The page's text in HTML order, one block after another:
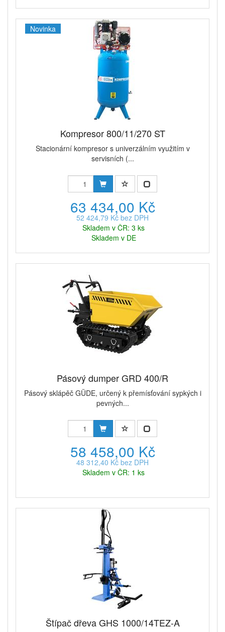
Novinka
Kompresor 800/11/270 ST
Stacionární kompresor s univerzálním využitím v
servisních (...
63 434,00 Kč
52 424,79 Kč bez DPH
Skladem v ČR: 3 ks
Skladem v DE
Pásový dumper GRD 400/R
Pásový sklápěč GÜDE, určený k přemísťování sypkých i
pevných...
58 458,00 Kč
48 312,40 Kč bez DPH
Skladem v ČR: 1 ks
Štípač dřeva GHS 1000/14TEZ-A